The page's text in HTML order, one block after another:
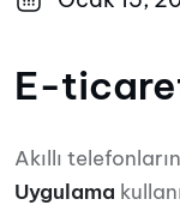
E-
Akıllı
Uygulama